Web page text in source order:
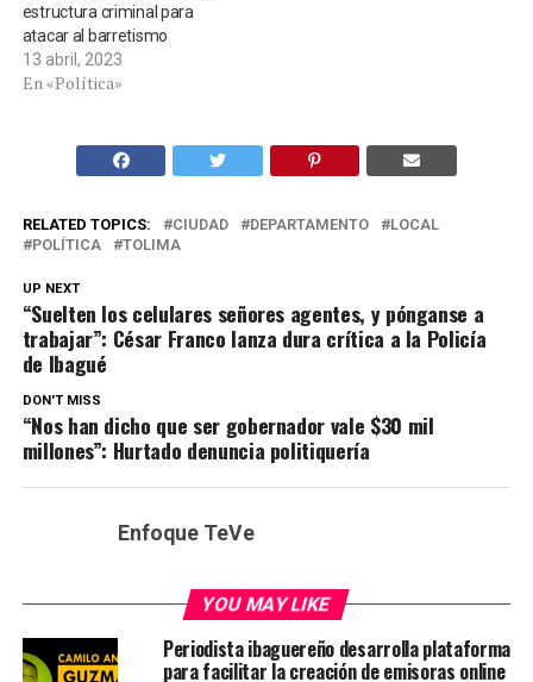
estructura criminal para
atacar al barretismo
13 abril, 2023
En «Política»
RELATED TOPICS: CIUDAD DEPARTAMENTO
LOCAL
POLÍTICA
TOLIMA
UP NEXT
“Suelten los celulares señores agentes, y pónganse a
trabajar”: César Franco lanza dura crítica a la Policía
de Ibagué
DON'T MISS
“Nos han dicho que ser gobernador vale $30 mil
millones”: Hurtado denuncia politiquería
Enfoque TeVe
YOU MAY LIKE
Periodista ibaguereño desarrolla plataforma
para facilitar la creación de emisoras online